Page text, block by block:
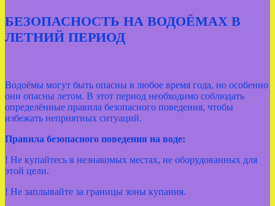
БЕЗОПАСНОСТЬ НА ВОДОЁМАХ В
ЛЕТНИЙ ПЕРИОД
Водоёмы могут быть опасны в любое время года, но особенно
они опасны летом. В этот период необходимо соблюдать
определённые правила безопасного поведения, чтобы
избежать неприятных ситуаций.
Правила безопасного поведения на воде:
! Не купайтесь в незнакомых местах, не оборудованных для
этой цели.
! Не заплывайте за границы зоны купания.